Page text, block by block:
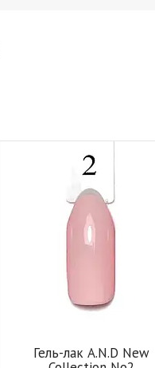
Гель-лак A.N.D New